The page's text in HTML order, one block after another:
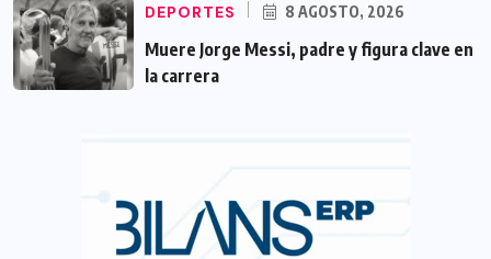
DEPORTES 8 AGOSTO, 2026
Muere Jorge Messi, padre y figura clave en
la carrera